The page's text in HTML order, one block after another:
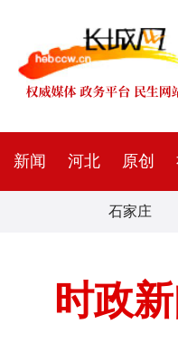
新闻 河北 原创
石家庄
时政